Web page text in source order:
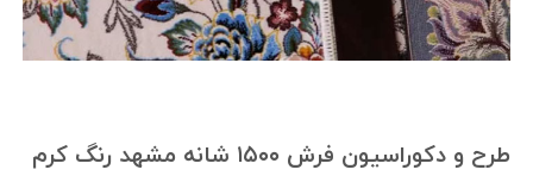
طرح و دکوراسیون فرش ۱۵۰۰ شانه مشهد رنگ کرم